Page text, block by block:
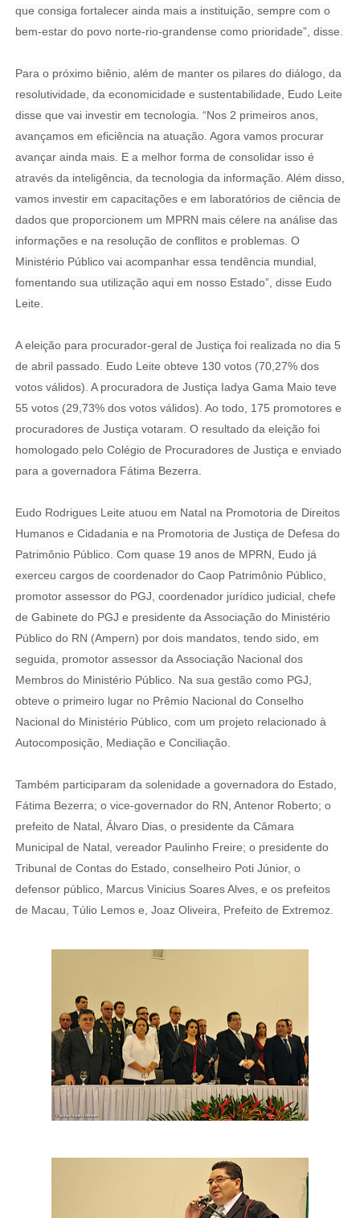
que consiga fortalecer ainda mais a instituição, sempre com o
bem-estar do povo norte-rio-grandense como prioridade”, disse.
Para o próximo biênio, além de manter os pilares do diálogo, da
resolutividade, da economicidade e sustentabilidade, Eudo Leite
disse que vai investir em tecnologia. “Nos 2 primeiros anos,
avançamos em eficiência na atuação. Agora vamos procurar
avançar ainda mais. E a melhor forma de consolidar isso é
através da inteligência, da tecnologia da informação. Além disso,
vamos investir em capacitações e em laboratórios de ciência de
dados que proporcionem um MPRN mais célere na análise das
informações e na resolução de conflitos e problemas. O
Ministério Público vai acompanhar essa tendência mundial,
fomentando sua utilização aqui em nosso Estado”, disse Eudo
Leite.
A eleição para procurador-geral de Justiça foi realizada no dia 5
de abril passado. Eudo Leite obteve 130 votos (70,27% dos
votos válidos). A procuradora de Justiça Iadya Gama Maio teve
55 votos (29,73% dos votos válidos). Ao todo, 175 promotores e
procuradores de Justiça votaram. O resultado da eleição foi
homologado pelo Colégio de Procuradores de Justiça e enviado
para a governadora Fátima Bezerra.
Eudo Rodrigues Leite atuou em Natal na Promotoria de Direitos
Humanos e Cidadania e na Promotoria de Justiça de Defesa do
Patrimônio Público. Com quase 19 anos de MPRN, Eudo já
exerceu cargos de coordenador do Caop Patrimônio Público,
promotor assessor do PGJ, coordenador jurídico judicial, chefe
de Gabinete do PGJ e presidente da Associação do Ministério
Público do RN (Ampern) por dois mandatos, tendo sido, em
seguida, promotor assessor da Associação Nacional dos
Membros do Ministério Público. Na sua gestão como PGJ,
obteve o primeiro lugar no Prêmio Nacional do Conselho
Nacional do Ministério Público, com um projeto relacionado à
Autocomposição, Mediação e Conciliação.
Também participaram da solenidade a governadora do Estado,
Fátima Bezerra; o vice-governador do RN, Antenor Roberto; o
prefeito de Natal, Álvaro Dias, o presidente da Câmara
Municipal de Natal, vereador Paulinho Freire; o presidente do
Tribunal de Contas do Estado, conselheiro Poti Júnior, o
defensor público, Marcus Vinicius Soares Alves, e os prefeitos
de Macau, Túlio Lemos e, Joaz Oliveira, Prefeito de Extremoz.